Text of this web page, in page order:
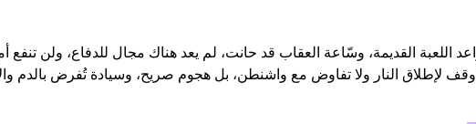
اللعبة القديمة، وسّاعة العقاب قد حانت، لم يعد هناك مجال للدفاع، ولن
لإطلاق النار ولا تفاوض مع واشنطن، بل هجوم صريح، وسيادة تُفرض بالدم